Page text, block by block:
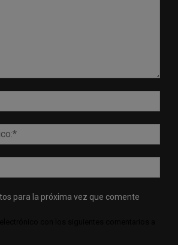
para la próxima vez que comente